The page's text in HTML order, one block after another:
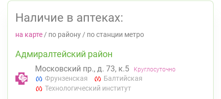
Наличие в аптеках:
на карте / по району / по станции метро
Адмиралтейский район
Московский пр., д. 73, к.5 Круглосуточно
Фрунзенская
Балтийская
Технологический институт